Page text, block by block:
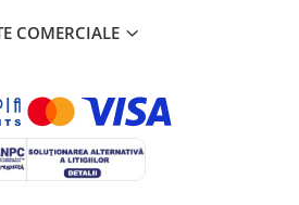
COMERCIALE